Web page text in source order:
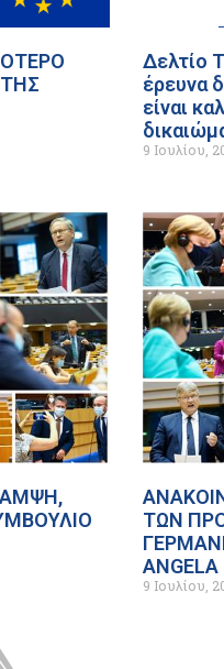
Δελτίο
έρευνα
είναι
9 Ιουλίου,
ΤΩΝ
ANGELA
9 Ιουλίου,